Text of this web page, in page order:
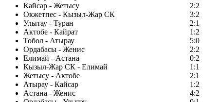
Кайсар - Жетысу
2:2
Окжетпес - Кызыл-Жар СК
3:2
Улытау - Туран
2:1
Актобе - Кайрат
1:2
Тобол - Атырау
5:0
Ордабасы - Женис
2:2
Елимай - Астана
0:2
Кызыл-Жар СК - Елимай
1:1
Жетысу - Актобе
2:1
Атырау - Кайсар
1:2
Астана - Женис
4:2